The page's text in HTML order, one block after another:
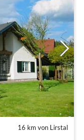
16 km von Lirstal